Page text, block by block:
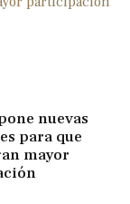
nuevas
para que
mayor